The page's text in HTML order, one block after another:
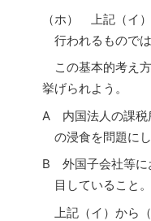
（ホ） 上記（イ
行われるもので
この基本的考え
挙げられよう。
A 内国法人の課税
の浸食を問題に
B 外国子会社等に
目していること。
上記（イ）から